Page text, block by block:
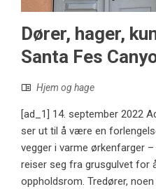
Dører, hager,
Santa Fes
Hjem og hage
[ad_1] 14. september 2022
ser ut til å være en
vegger i varme ørkenfarger
reiser seg fra grusgulvet for
oppholdsrom. Tredører,